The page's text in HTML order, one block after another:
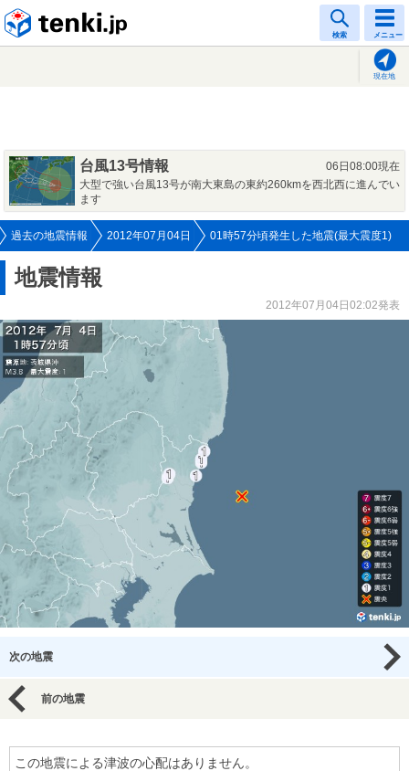
検索 メニュー
現在地
台風13号情報
06日08:00現在
大型で強い台風13号が南大東島の東約260kmを西北西に進んでい
ます
過去の地震情報 2012年07月04日 01時57分頃発生した地震(最大震度1)
地震情報
2012年07月04日02:02発表
次の地震
前の地震
この地震による津波の心配はありません。